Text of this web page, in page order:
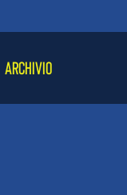
ARCHIVIO